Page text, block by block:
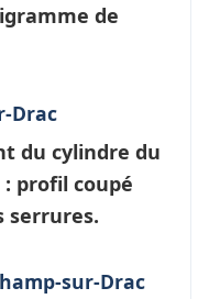
de
Drac
du cylindre du
profil coupé
serrures.
sur-Drac